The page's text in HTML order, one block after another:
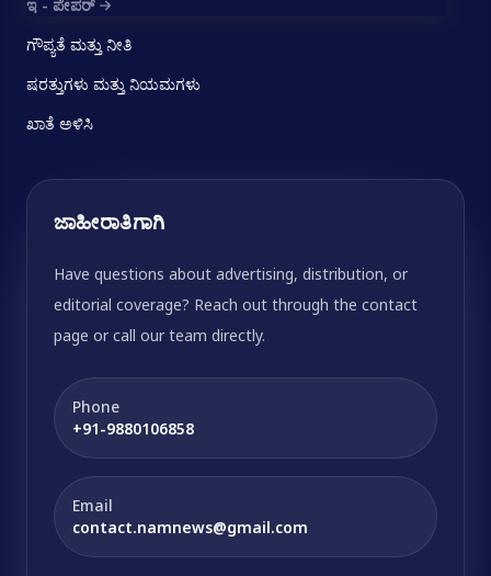
ಇ - ಪೇಪರ್
ಗೌಪ್ಯತೆ ಮತ್ತು ನೀತಿ
ಷರತ್ತುಗಳು ಮತ್ತು ನಿಯಮಗಳು
ಖಾತೆ ಅಳಿಸಿ
ಜಾಹೀರಾತಿಗಾಗಿ
Have questions about advertising, distribution, or
editorial coverage? Reach out through the contact
page or call our team directly.
Phone
+91-9880106858
Email
contact.namnews@gmail.com